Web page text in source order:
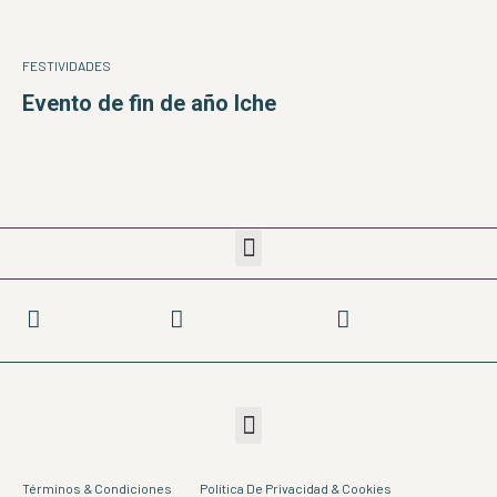
FESTIVIDADES
Evento de fin de año Iche
Términos & Condiciones Política De Privacidad & Cookies